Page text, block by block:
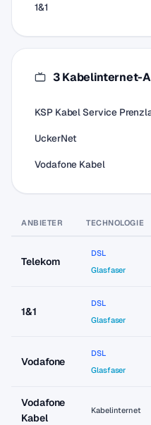
1&1
3 Kabelinternet-
KSP Kabel Service
UckerNet
Vodafone Kabel
ANBIETER TECHNOLOGIE
Telekom
DSL
Glasfaser
1&1
DSL
Glasfaser
Vodafone
DSL
Glasfaser
Vodafone
Kabel
Kabelinternet